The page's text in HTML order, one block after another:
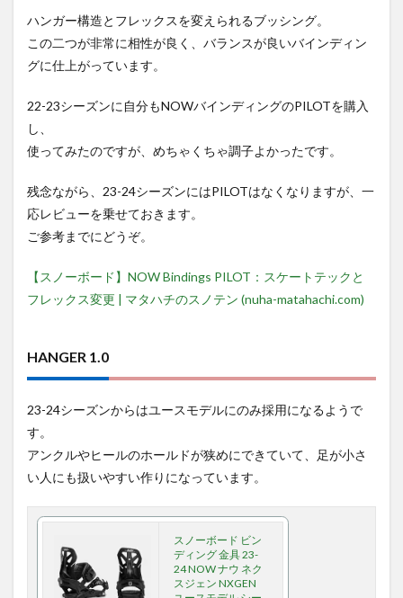
ハンガー構造とフレックスを変えられるブッシング。
この二つが非常に相性が良く、バランスが良いバインディン
グに仕上がっています。
22-23シーズンに自分もNOWバインディングのPILOTを購入
し、
使ってみたのですが、めちゃくちゃ調子よかったです。
残念ながら、23-24シーズンにはPILOTはなくなりますが、一
応レビューを乗せておきます。
ご参考までにどうぞ。
【スノーボード】NOW Bindings PILOT：スケートテックと
フレックス変更 | マタハチのスノテン (nuha-matahachi.com)
HANGER 1.0
23-24シーズンからはユースモデルにのみ採用になるようで
す。
アンクルやヒールのホールドが狭めにできていて、足が小さ
い人にも扱いやすい作りになっています。
スノーボード ビン
ディング 金具 23-
24 NOW ナウ ネク
スジェン NXGEN